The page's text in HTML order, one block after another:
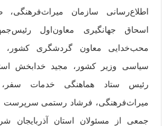
اطلاع‌رسانی سازمان
اسحاق جهانگیری معاون‌اول
محب‌خدایی معاون گردشگری کشور،
سیاسی وزیر کشور، مجید خدابخش
رئیس ستاد هماهنگی خدمات
میراث‌فرهنگی، فرشاد رستمی سرپرست
جمعی از مسئولان استان آذربایجان